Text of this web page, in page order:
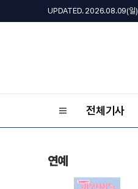
UPDATED. 2026.08.09(일)
전체기사
연예